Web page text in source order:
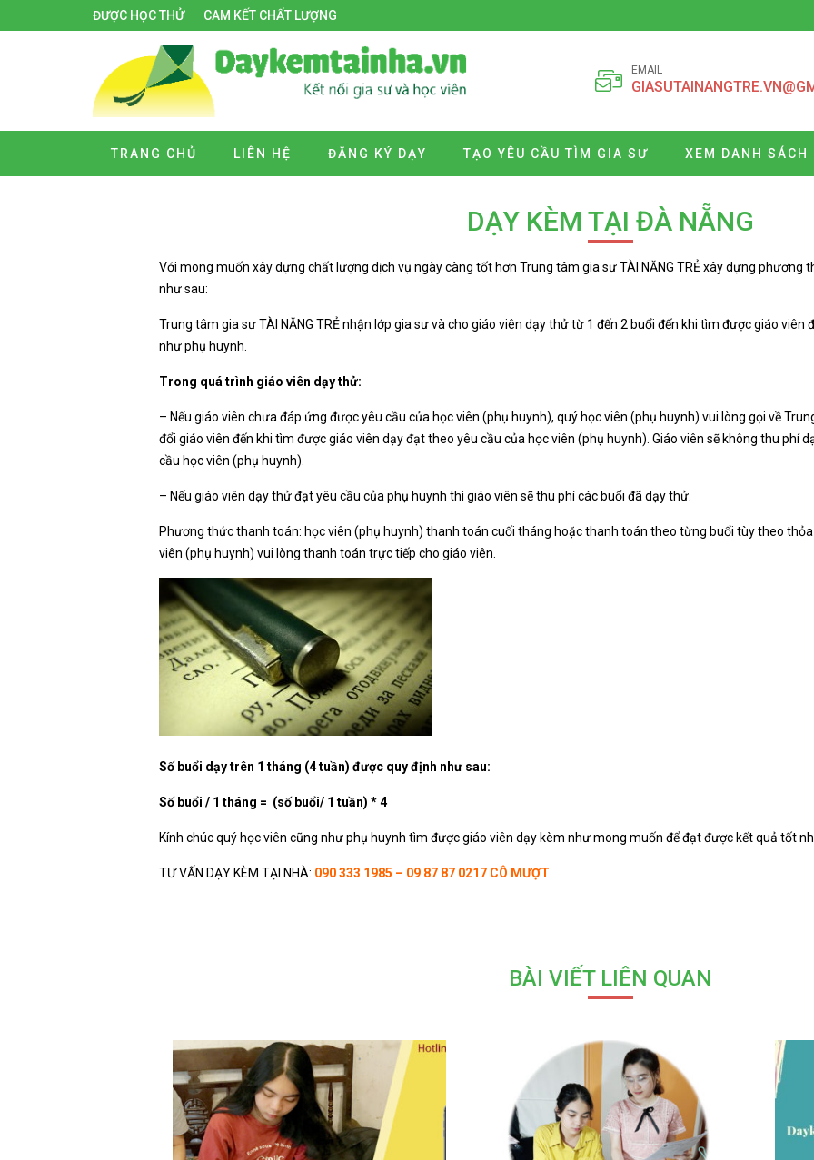
ĐƯỢC HỌC THỬ CAM KẾT CHẤT LƯỢNG
EMAIL
TRANG CHỦ LIÊN HỆ ĐĂNG KÝ DẠY TẠO YÊU CẦU TÌM GIA SƯ XEM DANH SÁCH
DẠY KÈM TẠI ĐÀ NẴNG
Với mong muốn xây dựng chất lượng dịch vụ ngày càng tốt hơn Trung tâm gia sư TÀI NĂNG TRẺ xây dựng phương
như sau:
Trung tâm gia sư TÀI NĂNG TRẺ nhận lớp gia sư và cho giáo viên dạy thử từ 1 đến 2 buổi đến khi tìm được giáo
như phụ huynh.
Trong quá trình giáo viên dạy thử:
– Nếu giáo viên chưa đáp ứng được yêu cầu của học viên (phụ huynh), quý học viên (phụ huynh) vui lòng gọi về
đổi giáo viên đến khi tìm được giáo viên dạy đạt theo yêu cầu của học viên (phụ huynh). Giáo viên sẽ không thu phí
cầu học viên (phụ huynh).
– Nếu giáo viên dạy thử đạt yêu cầu của phụ huynh thì giáo viên sẽ thu phí các buổi đã dạy thử.
Phương thức thanh toán: học viên (phụ huynh) thanh toán cuối tháng hoặc thanh toán theo từng buổi tùy theo
viên (phụ huynh) vui lòng thanh toán trực tiếp cho giáo viên.
Số buổi dạy trên 1 tháng (4 tuần) được quy định như sau:
Số buổi / 1 tháng = (số buổi/ 1 tuần) * 4
Kính chúc quý học viên cũng như phụ huynh tìm được giáo viên dạy kèm như mong muốn để đạt được kết quả tốt
TƯ VẤN DẠY KÈM TẠI NHÀ: 090 333 1985 – 09 87 87 0217 CÔ MƯỢT
BÀI VIẾT LIÊN QUAN